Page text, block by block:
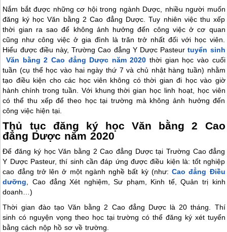
Nắm bắt được những cơ hội trong ngành Dược, nhiều người muốn
đăng ký học Văn bằng 2 Cao đẳng Dược. Tuy nhiên việc thu xếp
thời gian ra sao để không ảnh hưởng đến công việc ở cơ quan
cũng như công việc ở gia đình là trăn trở nhất đối với học viên.
Hiểu được điều này, Trường Cao đẳng Y Dược Pasteurtuyển sinh
Văn bằng 2 Cao đẳng Dược năm 2020 thời gian học vào cuối
tuần (cụ thể học vào hai ngày thứ 7 và chủ nhật hàng tuần) nhằm
tạo điều kiện cho các học viên không có thời gian đi học vào giờ
hành chính trong tuần. Với khung thời gian học linh hoạt, học viên
có thể thu xếp để theo học tại trường mà không ảnh hưởng đến
công việc hiện tại.
Thủ tục đăng ký học Văn bằng 2 Cao
đẳng Dược năm 2020
Để đăng ký học Văn bằng 2 Cao đẳng Dược tại Trường Cao đẳng
Y Dược Pasteur, thí sinh cần đáp ứng được điều kiện là: tốt nghiệp
cao đẳng trở lên ở một ngành nghề bất kỳ (như:Cao đẳng Điều
dưỡng , Cao đẳng Xét nghiệm, Sư phạm, Kinh tế, Quản trị kinh
doanh…)
Thời gian đào tạo Văn bằng 2 Cao đẳng Dược là 20 tháng. Thí
sinh có nguyện vọng theo học tại trường có thể đăng ký xét tuyển
bằng cách nộp hồ sơ về trường.